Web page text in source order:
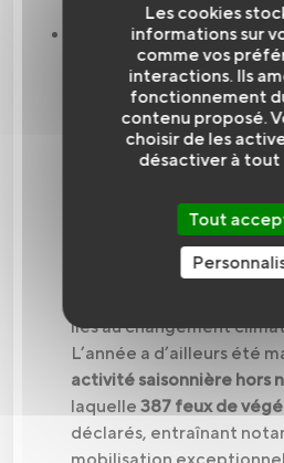
L'objectif n°3 : faire face
èmeobjectif-clé de
faire face à la
le département de la
et attractif et génère une
économique, industriel,
touristique qui
croissants en matière de
secours, renforcés par
liés au changement
L’année a d’ailleurs été
activité saisonnière hors
laquelle 387 feux de
déclarés, entraînant
mobilisation
Les cookies
informations sur
comme vos
interactions. Ils
fonctionnement
contenu proposé.
choisir de les
désactiver à tout
Tout